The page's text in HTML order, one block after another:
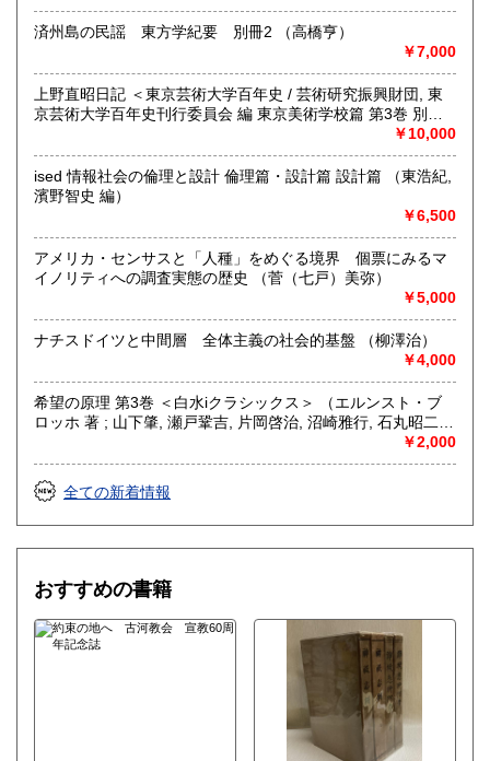
●遠方の方、ご多忙の方は、宅配便着払いによる買取もしてお
ります。あらかじめ量や内容をご連絡頂き、当店から送付致
します必要書類・伝票をご利用下さい。お支払いは指定口座
への振込、店頭支払をお選び頂けます。
哲学宗教、社会科学、自然科学、美術工芸、外国文学、近代
文献、趣味、古書一般（その他）
フェミニズム、クィア・スタディーズ等ジェンダー研究。精
神医学および福祉。社会科学全般。
済州島の民謡 東方学紀要 別冊2 （高橋亨）
￥7,000
上野直昭日記 ＜東京芸術大学百年史 / 芸術研究振興財団, 東
京芸術大学百年史刊行委員会 編 東京美術学校篇 第3巻 別巻
￥10,000
ised 情報社会の倫理と設計 倫理篇・設計篇 設計篇 （東浩紀,
濱野智史 編）
￥6,500
アメリカ・センサスと「人種」をめぐる境界 個票にみるマ
イノリティへの調査実態の歴史 （菅（七戸）美弥）
￥5,000
ナチスドイツと中間層 全体主義の社会的基盤 （柳澤治）
￥4,000
希望の原理 第3巻 ＜白水iクラシックス＞ （エルンスト・ブ
ロッホ 著 ; 山下肇, 瀬戸鞏吉, 片岡啓治, 沼崎雅行, 石丸昭二,
￥2,000
全ての新着情報
おすすめの書籍